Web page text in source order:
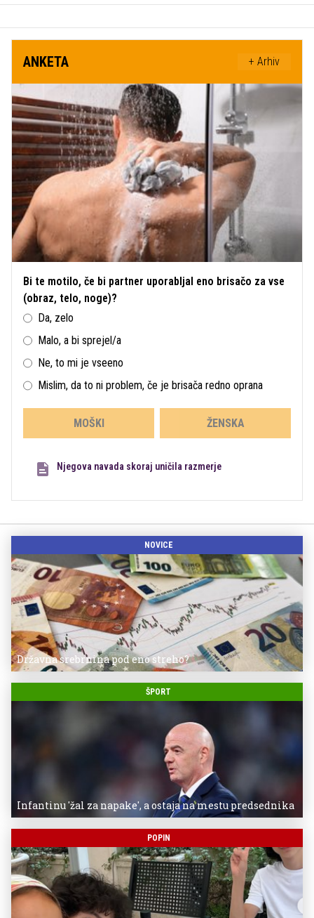
ANKETA + Arhiv
Bi te motilo, če bi partner uporabljal eno brisačo za vse
(obraz, telo, noge)?
Da, zelo
Malo, a bi sprejel/a
Ne, to mi je vseeno
Mislim, da to ni problem, če je brisača redno oprana
MOŠKI ŽENSKA
Njegova navada skoraj uničila razmerje
NOVICE
Državna srebrnina pod eno streho?
ŠPORT
Infantinu 'žal za napake', a ostaja na mestu predsednika
POPIN